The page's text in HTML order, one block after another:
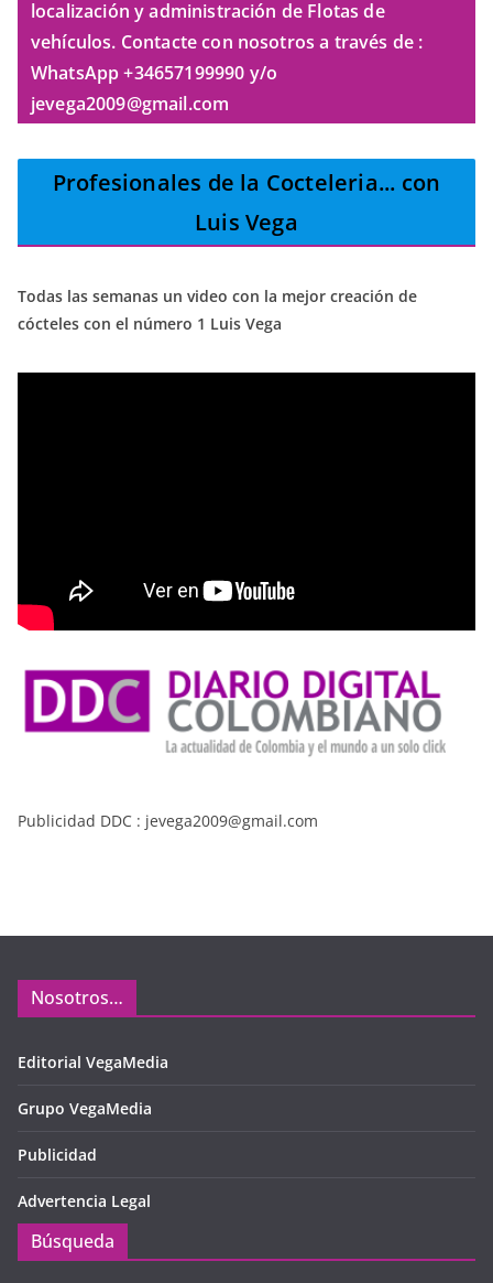
localización y administración de Flotas de
vehículos. Contacte con nosotros a través de :
WhatsApp +34657199990 y/o
jevega2009@gmail.com
Profesionales de la Cocteleria... con
Luis Vega
Todas las semanas un video con la mejor creación de
cócteles con el número 1 Luis Vega
Publicidad DDC : jevega2009@gmail.com
Nosotros…
Editorial VegaMedia
Grupo VegaMedia
Publicidad
Advertencia Legal
Búsqueda